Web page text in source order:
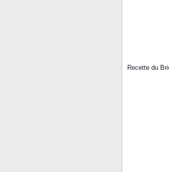
Recette du